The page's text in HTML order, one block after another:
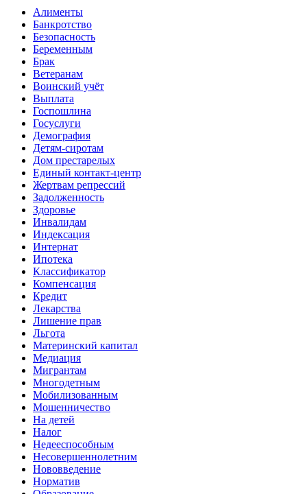
Алименты
Банкротство
Безопасность
Беременным
Брак
Ветеранам
Воинский учёт
Выплата
Госпошлина
Госуслуги
Демография
Детям-сиротам
Дом престарелых
Единый контакт-центр
Жертвам репрессий
Задолженность
Здоровье
Инвалидам
Индексация
Интернат
Ипотека
Классификатор
Компенсация
Кредит
Лекарства
Лишение прав
Льгота
Материнский капитал
Медиация
Мигрантам
Многодетным
Мобилизованным
Мошенничество
На детей
Налог
Недееспособным
Несовершеннолетним
Нововведение
Норматив